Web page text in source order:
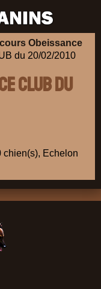
Obeissance
du 20/02/2010
CLUB du
chien(s), Echelon